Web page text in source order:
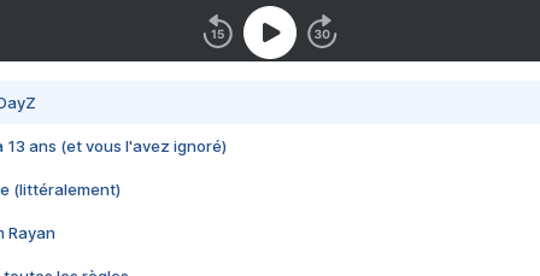
13 ans (et vous l'avez ignoré)
(littéralement)
Rayan